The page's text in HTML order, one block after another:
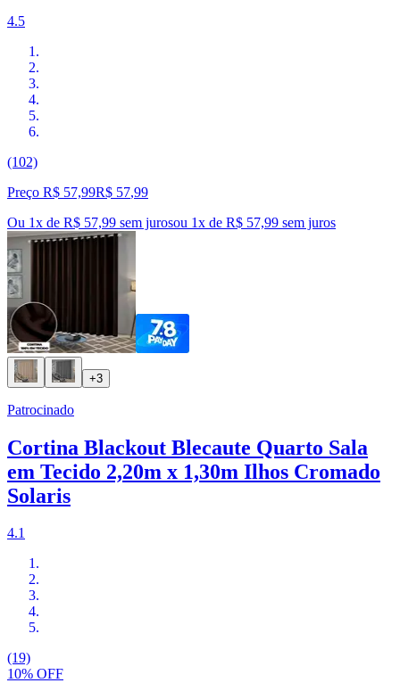
4.5
(102)
Preço R$ 57,99R$ 57,99
Ou 1x de R$ 57,99 sem jurosou 1x de R$ 57,99 sem juros
+3
Patrocinado
Cortina Blackout Blecaute Quarto Sala
em Tecido 2,20m x 1,30m Ilhos Cromado
Solaris
4.1
(19)
10% OFF